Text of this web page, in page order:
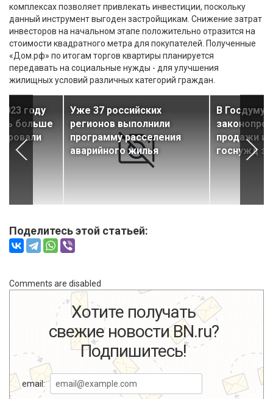
комплексах позволяет привлекать инвестиции, поскольку
данный инструмент выгоден застройщикам. Снижение затрат
инвесторов на начальном этапе положительно отразится на
стоимости квадратного метра для покупателей. Полученные
«Дом.рф» по итогам торгов квартиры планируется
передавать на социальные нужды - для улучшения
жилищных условий различных категорий граждан.
году
больше
Уже 37 российских
регионов выполнили
программу расселения
аварийного жилья
В Госдуму
продажи
госнужд
Поделитесь этой статьей:
Comments are disabled
Хотите получать
свежие новости BN.ru?
Подпишитесь!
email: